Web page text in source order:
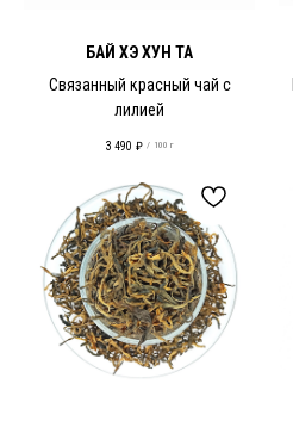
БАЙ ХЭ ХУН ТА
Связанный красный чай с
лилией
3 490 ₽ / 100 г